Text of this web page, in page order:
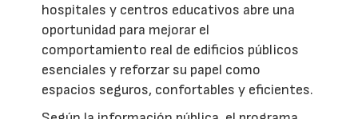
hospitales y centros educativos abre una
oportunidad para mejorar el
comportamiento real de edificios públicos
esenciales y reforzar su papel como
espacios seguros, confortables y eficientes.